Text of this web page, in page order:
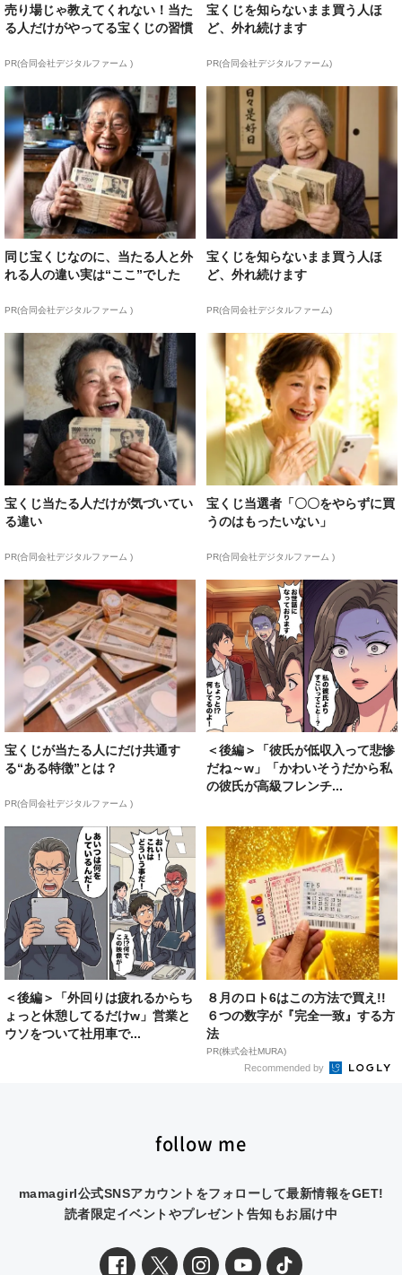
売り場じゃ教えてくれない！当た
る人だけがやってる宝くじの習慣
PR(合同会社デジタルファーム )
宝くじを知らないまま買う人ほ
ど、外れ続けます
PR(合同会社デジタルファーム)
同じ宝くじなのに、当たる人と外
れる人の違い実は“ここ”でした
PR(合同会社デジタルファーム )
宝くじを知らないまま買う人ほ
ど、外れ続けます
PR(合同会社デジタルファーム)
宝くじ当たる人だけが気づいてい
る違い
PR(合同会社デジタルファーム )
宝くじ当選者「〇〇をやらずに買
うのはもったいない」
PR(合同会社デジタルファーム )
宝くじが当たる人にだけ共通す
る“ある特徴”とは？
PR(合同会社デジタルファーム )
＜後編＞「彼氏が低収入って悲惨
だね～w」「かわいそうだから私
の彼氏が高級フレンチ...
＜後編＞「外回りは疲れるからち
ょっと休憩してるだけw」営業と
ウソをついて社用車で...
８月のロト6はこの方法で買え!!
６つの数字が『完全一致』する方
法
PR(株式会社MURA)
Recommended by
follow me
mamagirl公式SNSアカウントをフォローして最新情報をGET!
読者限定イベントやプレゼント告知もお届け中